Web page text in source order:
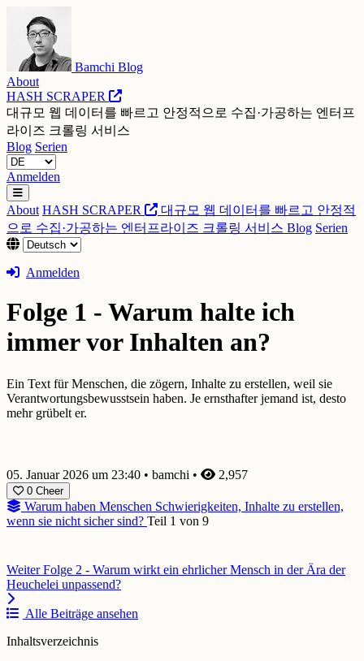
Bamchi Blog
About
HASH SCRAPER
대규모 웹 데이터를 빠르고 안정적으로 수집·가공하는 엔터프
라이즈 크롤링 서비스
Blog Serien
Anmelden
About HASH SCRAPER
대규모 웹 데이터를 빠르고 안정적
으로 수집·가공하는 엔터프라이즈 크롤링 서비스 Blog Serien
Anmelden
Folge 1 - Warum halte ich
immer vor Inhalten an?
Ein Text für Menschen, die zögern, Inhalte zu erstellen, weil sie
Verantwortungsbewusstsein haben. Je ernsthafter jemand ist, desto
mehr grübelt er.
05. Januar 2026 um 23:40 • bamchi • 2,957
0 Cheer
Warum haben Menschen Schwierigkeiten, Inhalte zu erstellen,
wenn sie nicht sicher sind? Teil 1 von 9
Weiter Folge 2 - Warum wirkt ein ehrlicher Mensch in der Ära der
Heuchelei unpassend?
Alle Beiträge ansehen
Inhaltsverzeichnis